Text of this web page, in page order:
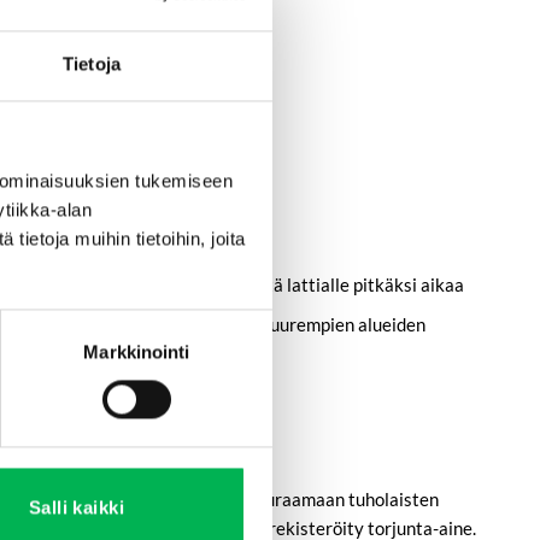
Tietoja
tukemiseen
alan
tietoja muihin tietoihin, joita
Markkinointi
Salli kaikki
keittiössä tai kellarissa
on täynnä
paperin tai vaatteiden jättämistä lattialle pitkäksi aikaa
ja käytä useampia ansoja suurempien alueiden
tarkoitettu tunnistamaan ja seuraamaan tuholaisten
torjunta-aineita. Tuote ei ole rekisteröity torjunta-aine.